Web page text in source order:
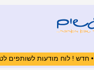
• חדש ! לוח מודעות לשותפים